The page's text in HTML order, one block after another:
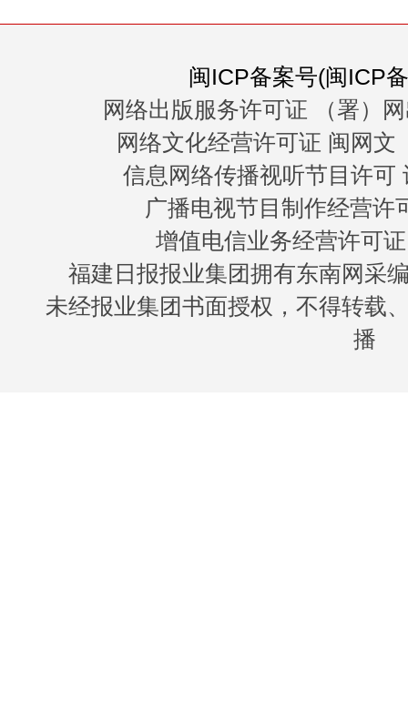
闽ICP备案号(闽ICP
网络出版服务许可证 （署）
网络文化经营许可证 闽网文
信息网络传播视听节目许可
广播电视节目制作经营许
增值电信业务经营许可
福建日报报业集团拥有东南网采
未经报业集团书面授权，不得转载
播